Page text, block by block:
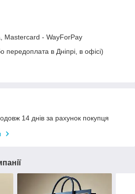
Mastercard - WayForPay
передоплата в Дніпрі, в офісі)
14 днів за рахунок покупця